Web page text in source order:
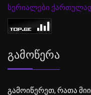
სერიალები
Გამოწერა
გამოიწერეთ, რათა